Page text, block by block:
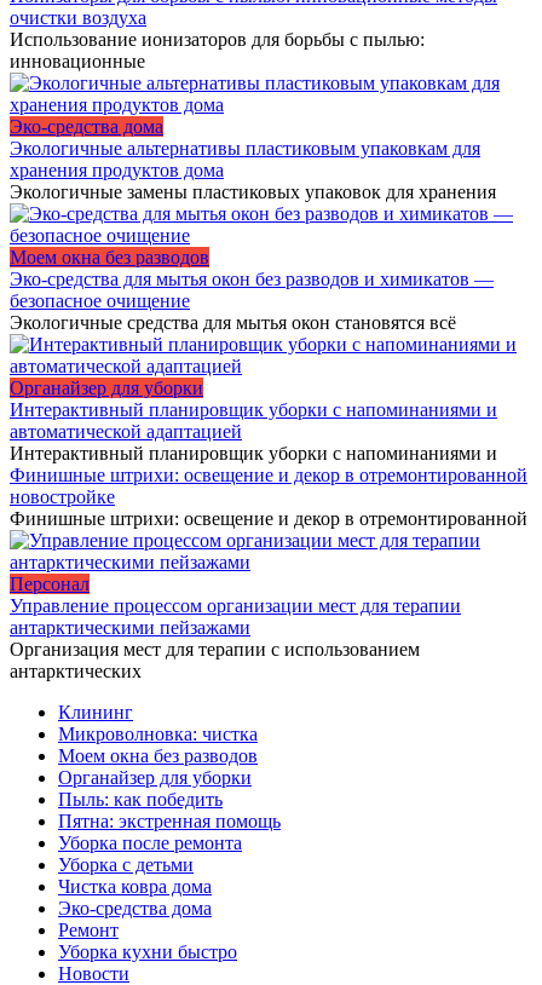
очистки воздуха
Использование ионизаторов для борьбы с пылью:
инновационные
Эко-средства дома
Экологичные альтернативы пластиковым упаковкам для
хранения продуктов дома
Экологичные замены пластиковых упаковок для хранения
Моем окна без разводов
Эко-средства для мытья окон без разводов и химикатов —
безопасное очищение
Экологичные средства для мытья окон становятся всё
Органайзер для уборки
Интерактивный планировщик уборки с напоминаниями и
автоматической адаптацией
Интерактивный планировщик уборки с напоминаниями и
Финишные штрихи: освещение и декор в отремонтированной
новостройке
Финишные штрихи: освещение и декор в отремонтированной
Персонал
Управление процессом организации мест для терапии
антарктическими пейзажами
Организация мест для терапии с использованием
антарктических
Клининг
Микроволновка: чистка
Моем окна без разводов
Органайзер для уборки
Пыль: как победить
Пятна: экстренная помощь
Уборка после ремонта
Уборка с детьми
Чистка ковра дома
Эко-средства дома
Ремонт
Уборка кухни быстро
Новости